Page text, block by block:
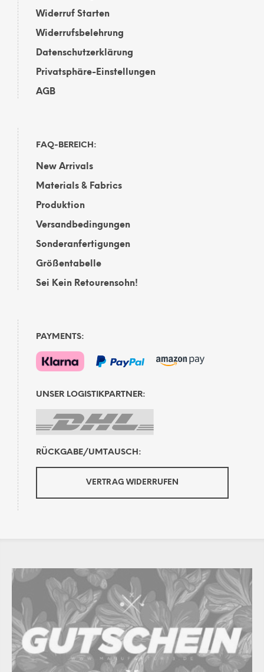
Widerruf Starten
Widerrufsbelehrung
Datenschutzerklärung
Privatsphäre-Einstellungen
AGB
FAQ-BEREICH:
New Arrivals
Materials & Fabrics
Produktion
Versandbedingungen
Sonderanfertigungen
Größentabelle
Sei Kein Retourensohn!
PAYMENTS:
UNSER LOGISTIKPARTNER:
RÜCKGABE/UMTAUSCH:
VERTRAG WIDERRUFEN